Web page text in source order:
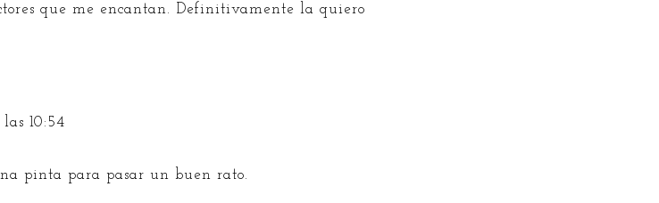
que me encantan. Definitivamente la quiero
10:54
pinta para pasar un buen rato.